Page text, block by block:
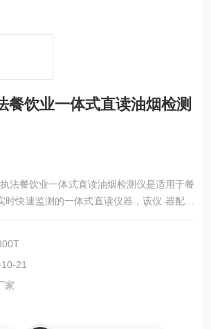
餐饮业一体式直读油烟检测
法餐饮业一体式直读油烟检测仪是适用于餐
时快速监测的一体式直读仪器，该仪 器配备
等功能，采用恒流采样和激光散射的方式来
，减轻监测的工作量。
21
家